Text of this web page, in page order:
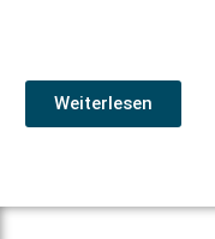
Weiterlesen